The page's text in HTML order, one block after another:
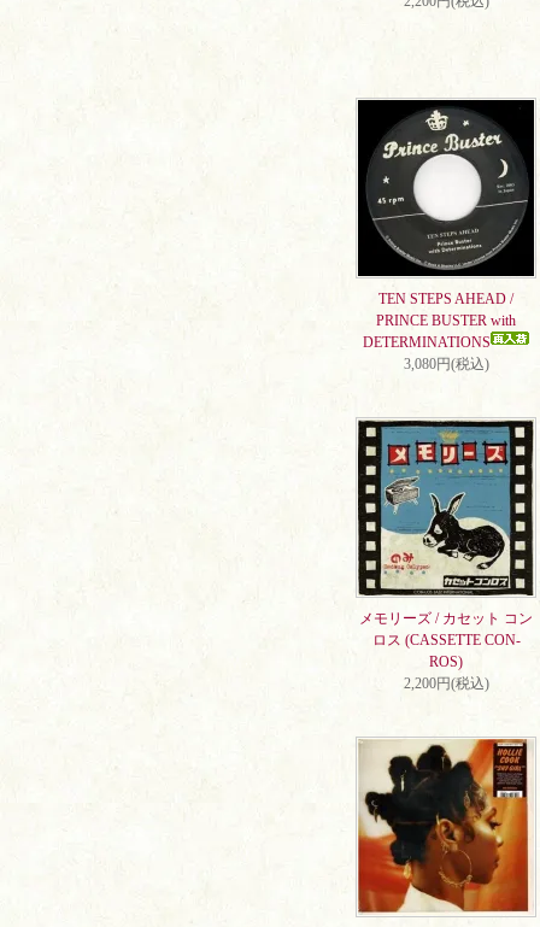
TEN STEPS AHEAD /
PRINCE BUSTER with
DETERMINATIONS
3,080円(税込)
メモリーズ / カセット コン
ロス (CASSETTE CON-
ROS)
2,200円(税込)